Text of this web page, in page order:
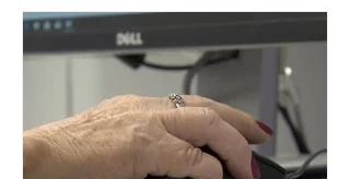
Apesar da requisição, a biometria não é
obrigatória para exercer o direito ao
voto. Se o título estiver regular, o
eleitor pode votar mesmo sem ter
realizado esse cadastro. Neste caso,
será exigido o documento de